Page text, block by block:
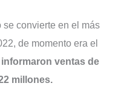
se convierte en el más
de momento era el
ventas de
millones.